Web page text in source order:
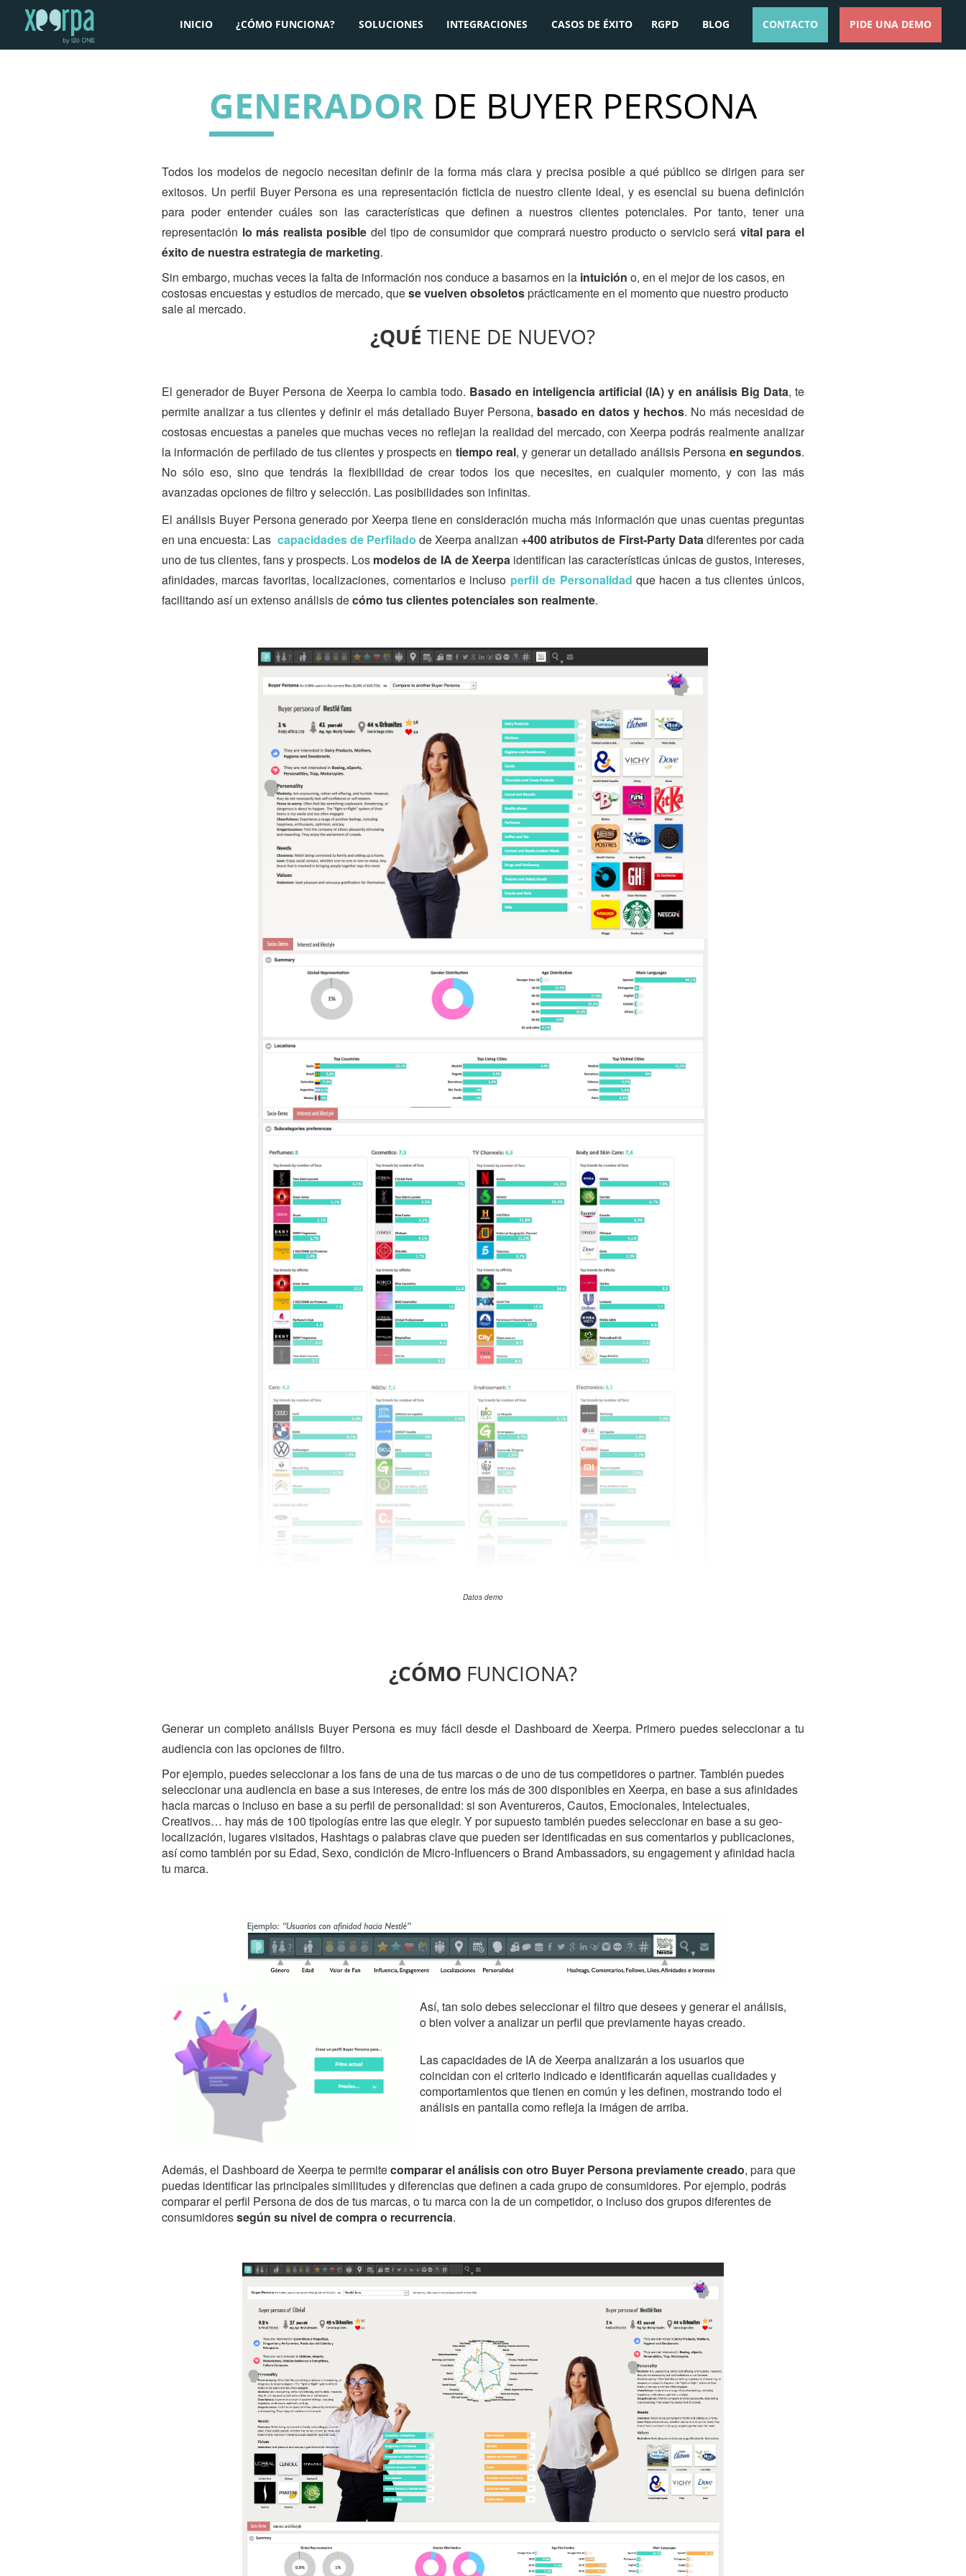
INICIO ¿CÓMO FUNCIONA? SOLUCIONES INTEGRACIONES CASOS DE ÉXITO RGPD BLOG CONTACTO PIDE UNA DEMO
GENERADORDE BUYER PERSONA
Todos los modelos de negocio necesitan definir de la forma más clara y precisa posible a qué público se dirigen para ser
exitosos. Un perfil Buyer Persona es una representación ficticia de nuestro cliente ideal, y es esencial su buena definición
para poder entender cuáles son las características que definen a nuestros clientes potenciales. Por tanto, tener una
representación lo más realista posible del tipo de consumidor que comprará nuestro producto o servicio será vital para el
éxito de nuestra estrategia de marketing.
Sin embargo, muchas veces la falta de información nos conduce a basarnos en la intuicióno, en el mejor de los casos, en
costosas encuestas y estudios de mercado, quese vuelven obsoletosprácticamente en el momento que nuestro producto
sale al mercado.
¿QUÉ TIENE DE NUEVO?
El generador de Buyer Persona de Xeerpa lo cambia todo. Basado en inteligencia artificial (IA) y en análisis Big Data, te
permite analizar a tus clientes y definir el más detallado Buyer Persona, basado en datos y hechos. No más necesidad de
costosas encuestas a paneles que muchas veces no reflejan la realidad del mercado, con Xeerpa podrás realmente analizar
la información de perfilado de tus clientes y prospects en tiempo real, y generar un detallado análisis Persona en segundos.
No sólo eso, sino que tendrás la flexibilidad de crear todos los que necesites, en cualquier momento, y con las más
avanzadas opciones de filtro y selección. Las posibilidades son infinitas.
El análisis Buyer Persona generado por Xeerpa tiene en consideración mucha más información que unas cuentas preguntas
en una encuesta: Las capacidades de Perfilado de Xeerpa analizan +400 atributos de First-Party Datadiferentes por cada
uno de tus clientes, fans y prospects. Los modelos de IA de Xeerpaidentifican las características únicas de gustos, intereses,
afinidades, marcas favoritas, localizaciones, comentarios e incluso perfil de Personalidad que hacen a tus clientes únicos,
facilitando así un extenso análisis decómo tus clientes potenciales son realmente.
Datos demo
¿CÓMO FUNCIONA?
Generar un completo análisis Buyer Persona es muy fácil desde el Dashboard de Xeerpa. Primero puedes seleccionar a tu
audiencia con las opciones de filtro.
Por ejemplo, puedes seleccionar a los fans de una de tus marcas o de uno de tus competidores o partner. También puedes
seleccionar una audiencia en base a sus intereses, de entre los más de 300 disponibles en Xeerpa, en base a sus afinidades
hacia marcas o incluso en base a su perfil de personalidad: si son Aventureros, Cautos, Emocionales, Intelectuales,
Creativos… hay más de 100 tipologías entre las que elegir. Y por supuesto también puedes seleccionar en base a su geo-
localización, lugares visitados, Hashtags o palabras clave que pueden ser identificadas en sus comentarios y publicaciones,
así como también por su Edad, Sexo, condición de Micro-Influencers o Brand Ambassadors, su engagement y afinidad hacia
tu marca.
Así, tan solo debes seleccionar el filtro que desees y generar el análisis,
o bien volver a analizar un perfil que previamente hayas creado.
Las capacidades de IA de Xeerpa analizarán a los usuarios que
coincidan con el criterio indicado e identificarán aquellas cualidades y
comportamientos que tienen en común y les definen, mostrando todo el
análisis en pantalla como refleja la imágen de arriba.
Además, el Dashboard de Xeerpa te permitecomparar el análisis con otro Buyer Persona previamente creado, para que
puedas identificar las principales similitudes y diferencias que definen a cada grupo de consumidores. Por ejemplo, podrás
comparar el perfil Persona de dos de tus marcas, o tu marca con la de un competidor, o incluso dos grupos diferentes de
consumidoressegún su nivel de compra o recurrencia.